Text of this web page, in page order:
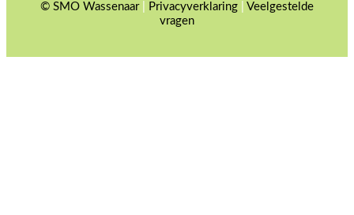
© SMO Wassenaar| Privacyverklaring
Veelgestelde
vragen